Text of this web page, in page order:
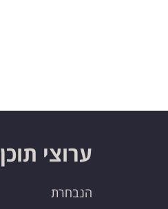
ערוצי תוכן
הנבחרת